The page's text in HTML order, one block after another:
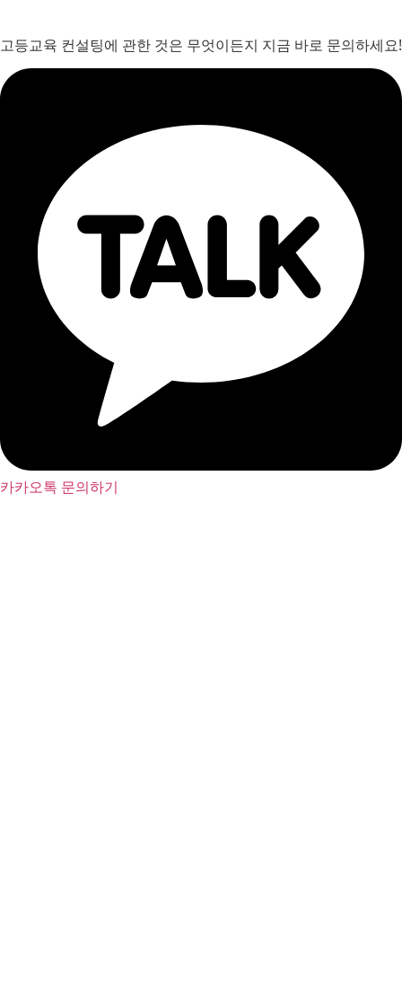
고등교육 컨설팅에 관한 것은 무엇이든지 지금 바로 문의하세요!
카카오톡 문의하기